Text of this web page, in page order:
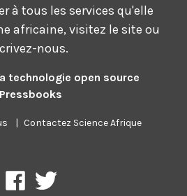
à tous les services qu'elle
africaine, visitez le site ou
nous.
technologie open source
Pressbooks
| Contactez Science Afrique
ScienceAssociation